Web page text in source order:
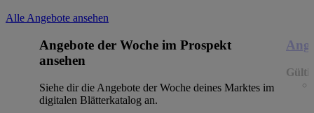
Alle Angebote ansehen
Angebote der Woche im Prospekt
ansehen
Siehe dir die Angebote der Woche deines Marktes im
digitalen Blätterkatalog an.